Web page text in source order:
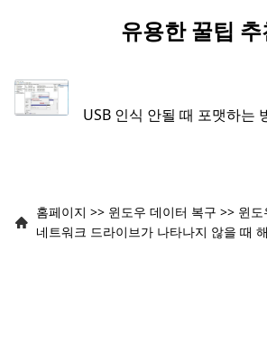
유용한 꿀팁 추
USB 인식 안될 때 포맷하는
홈페이지 >> 윈도우 데이터 복구 >> 윈
네트워크 드라이브가 나타나지 않을 때